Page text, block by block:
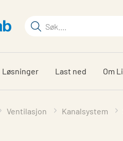
Søkeord
på
siden
Løsninger Last ned Om
Ventilasjon Kanalsystem